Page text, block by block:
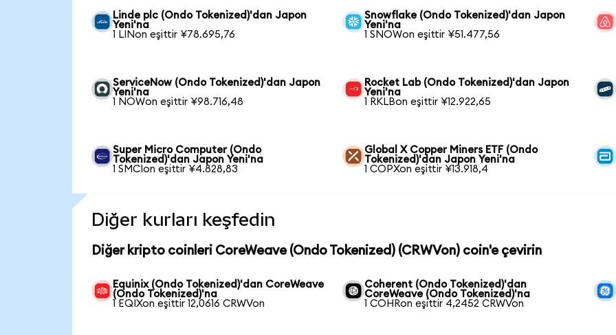
Linde plc (Ondo Tokenized)'dan Japon
Yeni'na
1 LINon eşittir ¥78.695,76
Snowflake (Ondo Tokenized)'dan Japon
Yeni'na
1 SNOWon eşittir ¥51.477,56
ServiceNow (Ondo Tokenized)'dan Japon
Yeni'na
1 NOWon eşittir ¥98.716,48
Rocket Lab (Ondo Tokenized)'dan Japon
Yeni'na
1 RKLBon eşittir ¥12.922,65
Super Micro Computer (Ondo
Tokenized)'dan Japon Yeni'na
1 SMCIon eşittir ¥4.828,83
Global X Copper Miners ETF (Ondo
Tokenized)'dan Japon Yeni'na
1 COPXon eşittir ¥13.918,4
Diğer kurları keşfedin
Diğer kripto coinleri CoreWeave (Ondo Tokenized) (CRWVon) coin'e çevirin
Equinix (Ondo Tokenized)'dan CoreWeave
(Ondo Tokenized)'na
1 EQIXon eşittir 12,0616 CRWVon
Coherent (Ondo Tokenized)'dan
CoreWeave (Ondo Tokenized)'na
1 COHRon eşittir 4,2452 CRWVon